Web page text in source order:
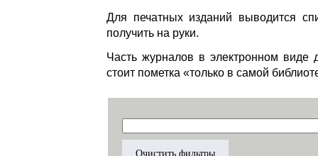
Для печатных изданий выводится
получить на руки.
Часть журналов в электронном виде
стоит пометка «только в самой